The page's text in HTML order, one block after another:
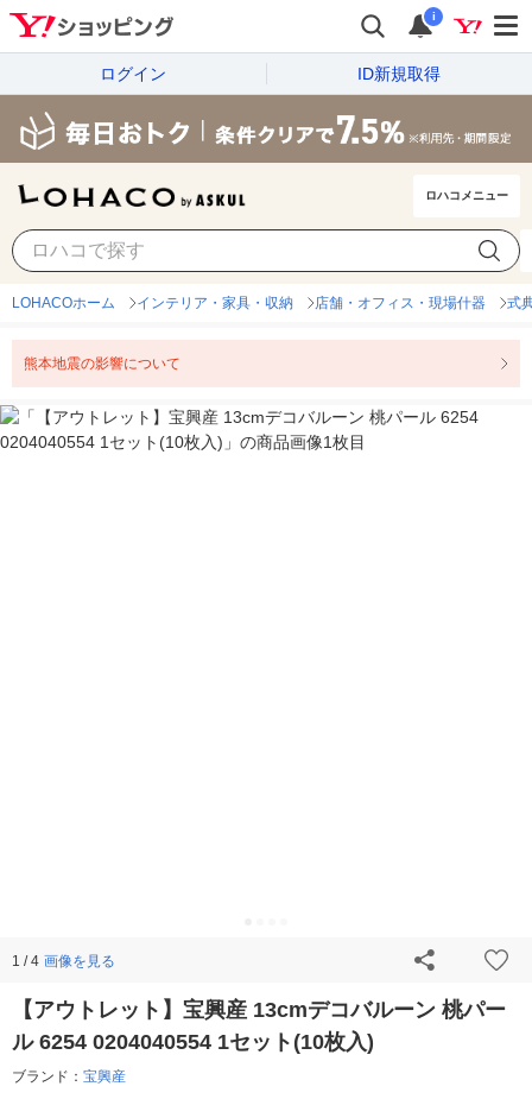
i
ログイン ID新規取得
ロハコメニュー
LOHACOホーム インテリア・家具・収納 店舗・オフィス・現場什器 式
熊本地震の影響について
1 / 4 画像を見る
【アウトレット】宝興産 13cmデコバルーン 桃パー
ル 6254 0204040554 1セット(10枚入)
ブランド： 宝興産